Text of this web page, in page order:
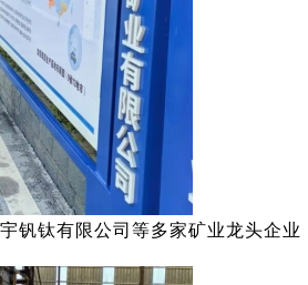
钒钛有限公司等多家矿业龙头企业